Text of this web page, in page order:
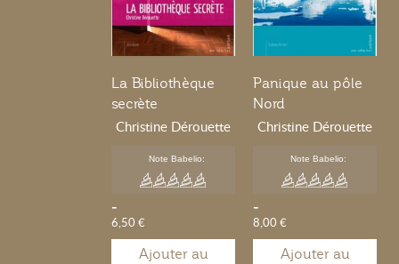
La Bibliothèque
secrète
Christine Dérouette
Note Babelio:
-
6,50 €
Ajouter au
Panique au pôle
Nord
Christine Dérouette
Note Babelio:
-
8,00 €
Ajouter au